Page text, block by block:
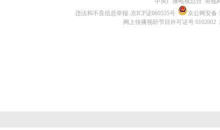
违法和不良信息举报 京ICP证060535号
京公网安备
网上传播视听节目许可证号 0102002